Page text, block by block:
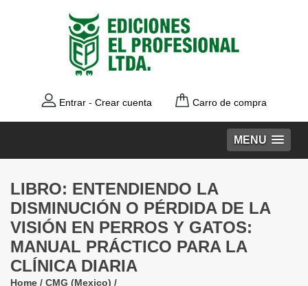
Entrar - Crear cuenta Carro de compra
MENU
LIBRO: ENTENDIENDO LA
DISMINUCIÓN O PÉRDIDA DE LA
VISIÓN EN PERROS Y GATOS:
MANUAL PRÁCTICO PARA LA
CLÍNICA DIARIA
Home / CMG (Mexico) /